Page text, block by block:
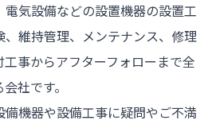
気設備などの設置機器の設置工
維持管理、メンテナンス、修理
事からアフターフォローまで全
社です。
機器や設備工事に疑問やご不満